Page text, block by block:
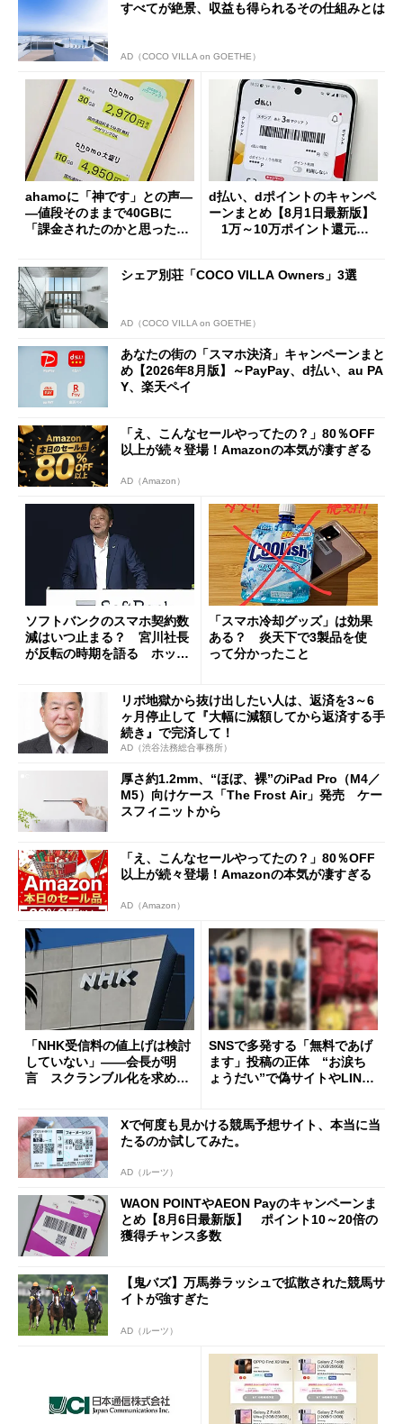
すべてが絶景、収益も得られるその仕組みとは
AD（COCO VILLA on GOETHE）
ahamoに「神です」との声―
―値段そのままで40GBに
「課金されたのかと思った」
d払い、dポイントのキャンペ
ーンまとめ【8月1日最新版】
1万～10万ポイント還元の
シェア別荘「COCO VILLA Owners」3選
AD（COCO VILLA on GOETHE）
あなたの街の「スマホ決済」キャンペーンまと
め【2026年8月版】～PayPay、d払い、au PA
Y、楽天ペイ
「え、こんなセールやってたの？」80％OFF
以上が続々登場！Amazonの本気が凄すぎる
AD（Amazon）
ソフトバンクのスマホ契約数
減はいつ止まる？ 宮川社長
が反転の時期を語る ホッピ
「スマホ冷却グッズ」は効果
ある？ 炎天下で3製品を使
って分かったこと
リボ地獄から抜け出したい人は、返済を3～6
ヶ月停止して『大幅に減額してから返済する手
続き』で完済して！
AD（渋谷法務総合事務所）
厚さ約1.2mm、“ほぼ、裸”のiPad Pro（M4／
M5）向けケース「The Frost Air」発売 ケー
スフィニットから
「え、こんなセールやってたの？」80％OFF
以上が続々登場！Amazonの本気が凄すぎる
AD（Amazon）
「NHK受信料の値上げは検討
していない」――会長が明
言 スクランブル化を求める
SNSで多発する「無料であげ
ます」投稿の正体 “お涙ち
ょうだい”で偽サイトやLINE
Xで何度も見かける競馬予想サイト、本当に当
たるのか試してみた。
AD（ルーツ）
WAON POINTやAEON Payのキャンペーンま
とめ【8月6日最新版】 ポイント10～20倍の
獲得チャンス多数
【鬼バズ】万馬券ラッシュで拡散された競馬サ
イトが強すぎた
AD（ルーツ）